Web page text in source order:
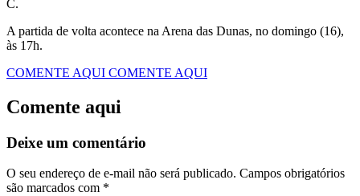
C.
A partida de volta acontece na Arena das Dunas, no domingo (16),
às 17h.
COMENTE AQUI COMENTE AQUI
Comente aqui
Deixe um comentário
O seu endereço de e-mail não será publicado. Campos obrigatórios
são marcados com *